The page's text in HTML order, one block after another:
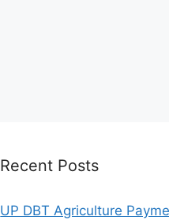
Recent Posts
UP DBT Agriculture